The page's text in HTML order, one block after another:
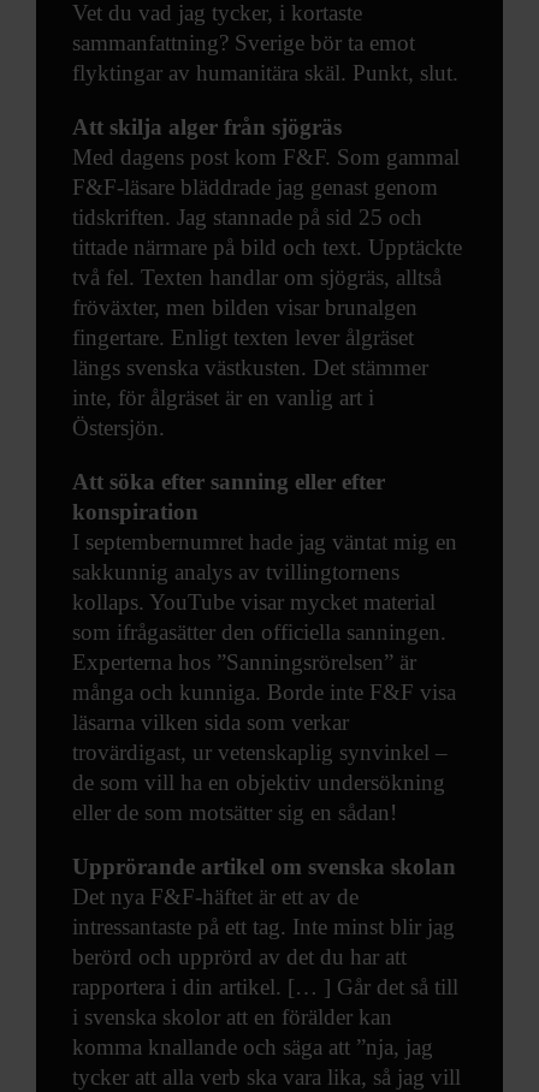
Vet du vad jag tycker, i kortaste
sammanfattning? Sverige bör ta emot
flyktingar av humanitära skäl. Punkt, slut.
Att skilja alger från sjögräs
Med dagens post kom F&F. Som gammal
F&F-läsare bläddrade jag genast genom
tidskriften. Jag stannade på sid 25 och
tittade närmare på bild och text. Upptäckte
två fel. Texten handlar om sjögräs, alltså
fröväxter, men bilden visar brunalgen
fingertare. Enligt texten lever ålgräset
längs svenska västkusten. Det stämmer
inte, för ålgräset är en vanlig art i
Östersjön.
Att söka efter sanning eller efter
konspiration
I septembernumret hade jag väntat mig en
sakkunnig analys av tvillingtornens
kollaps. YouTube visar mycket material
som ifrågasätter den officiella sanningen.
Experterna hos ”Sanningsrörelsen” är
många och kunniga. Borde inte F&F visa
läsarna vilken sida som verkar
trovärdigast, ur vetenskaplig synvinkel –
de som vill ha en objektiv undersökning
eller de som motsätter sig en sådan!
Upprörande artikel om svenska skolan
Det nya F&F-häftet är ett av de
intressantaste på ett tag. Inte minst blir jag
berörd och upprörd av det du har att
rapportera i din artikel. [… ] Går det så till
i svenska skolor att en förälder kan
komma knallande och säga att ”nja, jag
tycker att alla verb ska vara lika, så jag vill